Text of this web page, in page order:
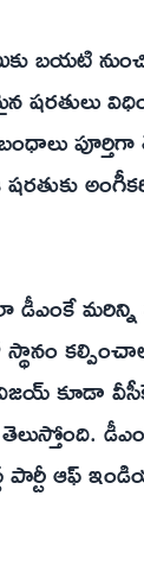
బయటి నుంచి
షరతులు
మరిన్ని
స్థానం
విజయ్ కూడా
పార్టీ ఆఫ్